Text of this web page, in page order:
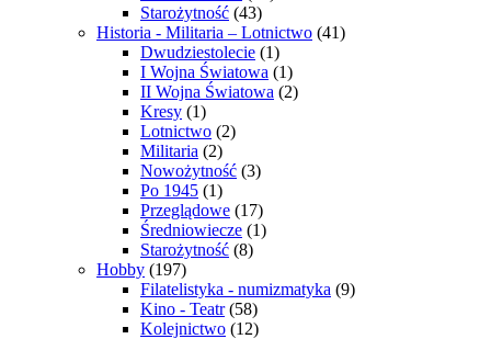
Starożytność (43)
Historia - Militaria – Lotnictwo (41)
Dwudziestolecie (1)
I Wojna Światowa (1)
II Wojna Światowa (2)
Kresy (1)
Lotnictwo (2)
Militaria (2)
Nowożytność (3)
Po 1945 (1)
Przeglądowe (17)
Średniowiecze (1)
Starożytność (8)
Hobby (197)
Filatelistyka - numizmatyka (9)
Kino - Teatr (58)
Kolejnictwo (12)